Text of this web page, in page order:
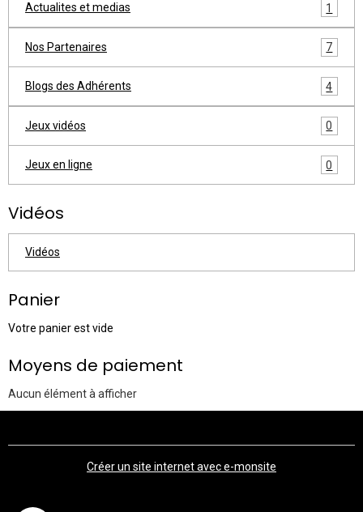
Actualites et medias 1
Nos Partenaires 7
Blogs des Adhérents 4
Jeux vidéos 0
Jeux en ligne 0
Vidéos
Vidéos
Panier
Votre panier est vide
Moyens de paiement
Aucun élément à afficher
Créer un site internet avec e-monsite